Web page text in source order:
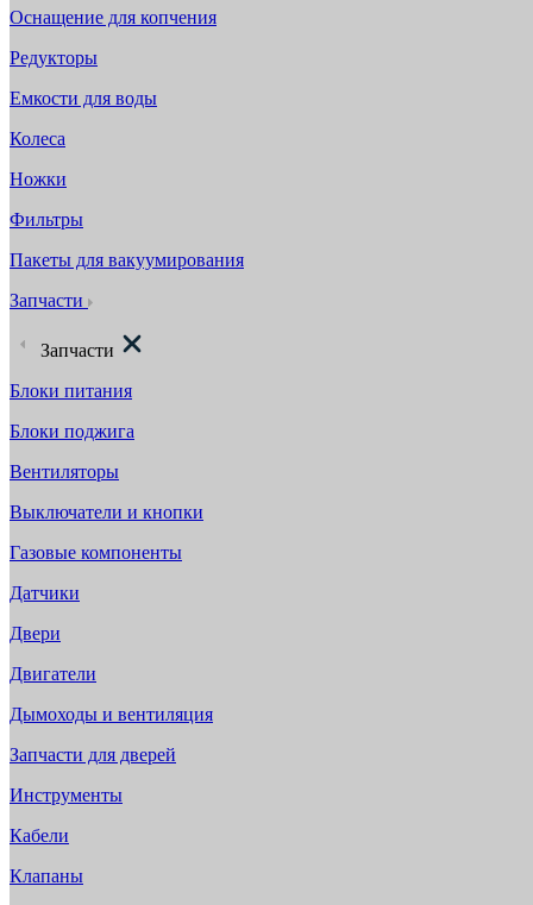
Оснащение для копчения
Редукторы
Емкости для воды
Колеса
Ножки
Фильтры
Пакеты для вакуумирования
Запчасти
Запчасти
Блоки питания
Блоки поджига
Вентиляторы
Выключатели и кнопки
Газовые компоненты
Датчики
Двери
Двигатели
Дымоходы и вентиляция
Запчасти для дверей
Инструменты
Кабели
Клапаны